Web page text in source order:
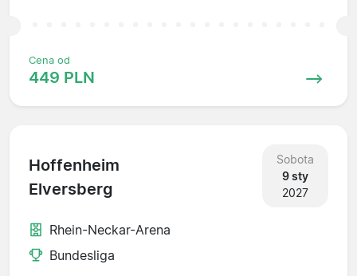
Cena od
449 PLN
Hoffenheim
Elversberg
Sobota
9 sty
2027
Rhein-Neckar-Arena
Bundesliga